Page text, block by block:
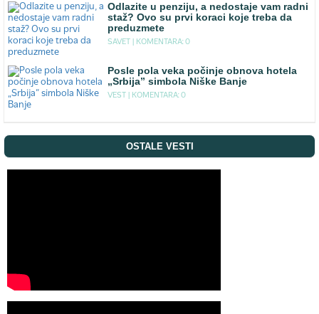
Odlazite u penziju, a nedostaje vam radni
staž? Ovo su prvi koraci koje treba da
preduzmete
SAVET | KOMENTARA: 0
Posle pola veka počinje obnova hotela
„Srbija” simbola Niške Banje
VEST | KOMENTARA: 0
OSTALE VESTI